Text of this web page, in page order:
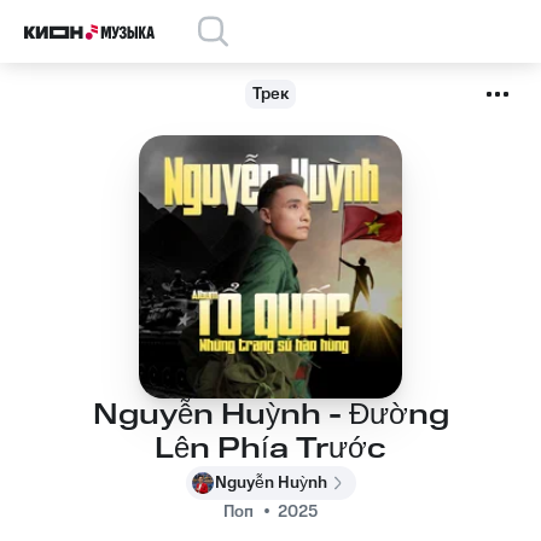
Трек
Nguyễn Huỳnh - Đường
Lên Phía Trước
Nguyễn Huỳnh
Поп
2025